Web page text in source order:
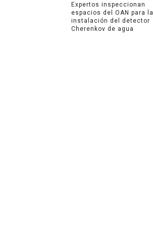
Expertos inspeccionan
espacios del OAN para la
instalación del detector
Cherenkov de agua